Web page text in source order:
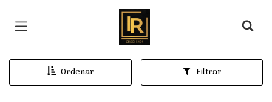
Página inicial
Ordenar Filtrar